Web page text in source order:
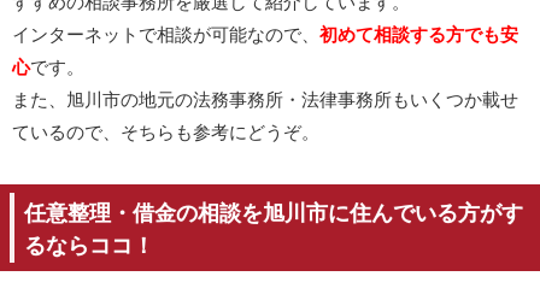
インターネットで相談が可能なので、 初めて相談する方でも安
心です。
また、旭川市の地元の法務事務所・法律事務所もいくつか載せ
ているので、そちらも参考にどうぞ。
任意整理・借金の相談を旭川市に住んでいる方がす
るならココ！